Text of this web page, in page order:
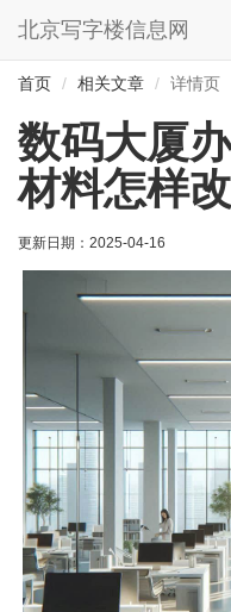
北京写字楼信息网
首页 相关文章 详情页
数码大厦
材料怎样
更新日期： 2025-04-16